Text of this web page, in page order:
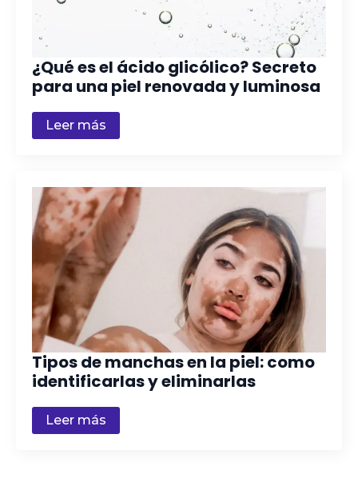
¿Qué es el ácido glicólico? Secreto
para una piel renovada y luminosa
Leer más
Tipos de manchas en la piel: como
identificarlas y eliminarlas
Leer más